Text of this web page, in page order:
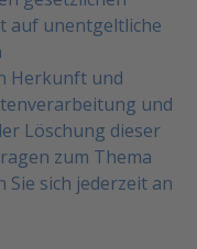
auf unentgeltliche
Herkunft und
und
Löschung dieser
zum Thema
sich jederzeit an